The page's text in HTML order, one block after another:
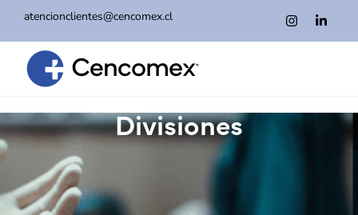
atencionclientes@cencomex.cl
Divisiones